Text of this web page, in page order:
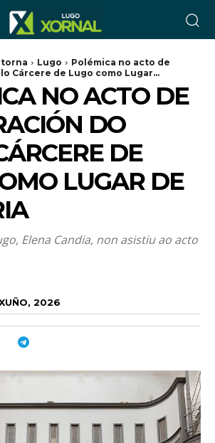
Lugo
Polémica no acto de
Cárcere de Lugo como Lugar...
NO ACTO DE
DO
DE
LUGAR DE
Elena Candia, non asistiu ao acto
2026